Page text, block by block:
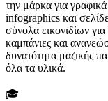
την μάρκα για
infographics και
σύνολα εικονιδίων
καμπάνιες και
δυνατότητα μαζικής
όλα τα υλικά.
🎓